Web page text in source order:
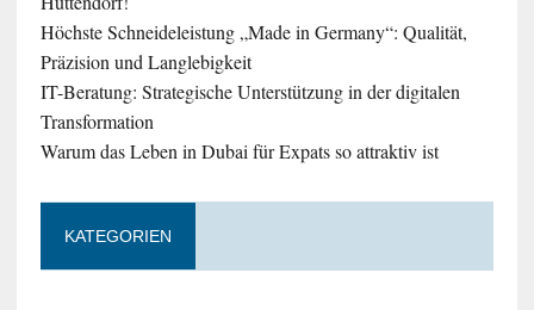
Höchste Schneideleistung „Made in Germany“: Qualität,
Präzision und Langlebigkeit
IT-Beratung: Strategische Unterstützung in der digitalen
Transformation
Warum das Leben in Dubai für Expats so attraktiv ist
KATEGORIEN